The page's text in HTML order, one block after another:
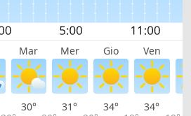
Mar Mer Gio Ven
30°
31°
34°
34°